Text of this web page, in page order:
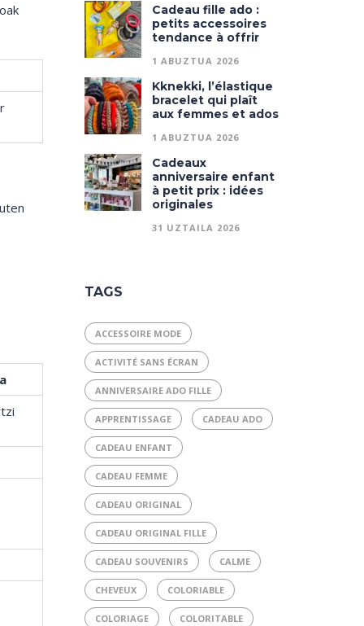
Cadeau fille ado :
petits accessoires
tendance à offrir
1 ABUZTUA 2026
Kknekki, l’élastique
bracelet qui plaît
aux femmes et ados
1 ABUZTUA 2026
Cadeaux
anniversaire enfant
à petit prix : idées
originales
31 UZTAILA 2026
TAGS
ACCESSOIRE MODE
ACTIVITÉ SANS ÉCRAN
ANNIVERSAIRE ADO FILLE
APPRENTISSAGE CADEAU ADO
CADEAU ENFANT
CADEAU FEMME
CADEAU ORIGINAL
CADEAU ORIGINAL FILLE
CADEAU SOUVENIRS CALME
CHEVEUX COLORIABLE
COLORIAGE COLORITABLE